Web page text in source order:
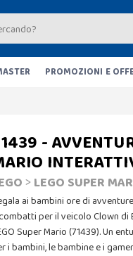
PROMOZIONI E
-
> LEGO SUPER
ai bambini ore di
per il veicolo Clown di
Super Mario (71439). Un
i bambini, le bambine e i